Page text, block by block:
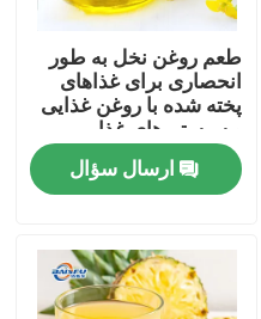
طعم روغن نخل به طور
انحصاری برای غذاهای
پخته شده با روغن غذایی
و سیستم های غذایی
پخت و پز چینی توسعه
یافته استارسال سؤال